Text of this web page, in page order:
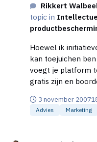
Rikkert
topic in
Hoewel ik
kan toejuichen
voegt je platform
gratis zijn en
informatie die op
is. Je model zou naar mijn mening niet moeten zijn
3 november 2007
Advies Marketing